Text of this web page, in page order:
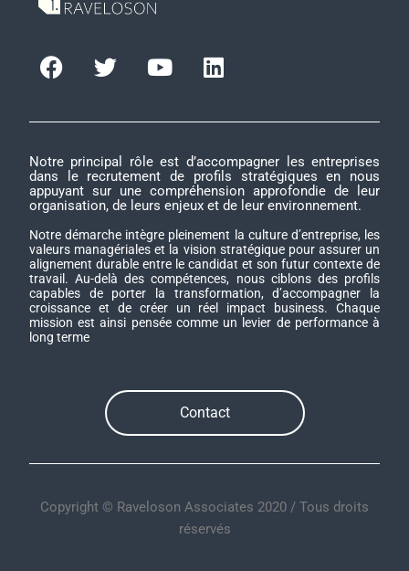
Notre principal rôle est d’accompagner les entreprises
dans le recrutement de profils stratégiques en nous
appuyant sur une compréhension approfondie de leur
organisation, de leurs enjeux et de leur environnement.
Notre démarche intègre pleinement la culture d’entreprise, les
valeurs managériales et la vision stratégique pour assurer un
alignement durable entre le candidat et son futur contexte de
travail. Au-delà des compétences, nous ciblons des profils
capables de porter la transformation, d’accompagner la
croissance et de créer un réel impact business. Chaque
mission est ainsi pensée comme un levier de performance à
long terme
Contact
Copyright © Raveloson Associates 2020 / Tous droits
réservés